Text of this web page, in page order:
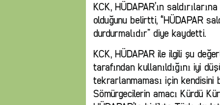
KCK, HÜDAPAR’ın
olduğunu belirtti, “HÜDAPAR
durdurmalıdır” diye kaydetti.
KCK, HÜDAPAR ile ilgili şu
tarafından kullanıldığını iyi
tekrarlanmaması için kendisini
Sömürgecilerin amacı Kürdü